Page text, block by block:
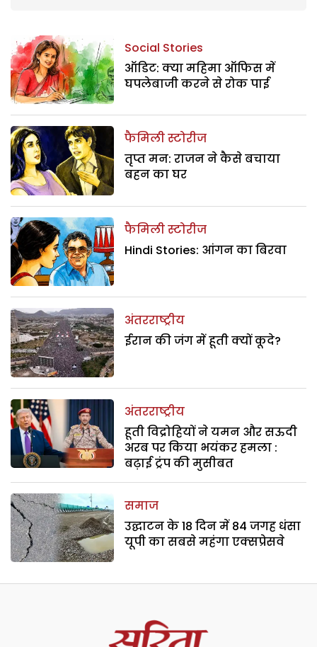
Social Stories
ऑडिट: क्या महिमा ऑफिस में
घपलेबाजी करने से रोक पाई
फैमिली स्टोरीज
तृप्त मन: राजन ने कैसे बचाया
बहन का घर
फैमिली स्टोरीज
Hindi Stories: आंगन का बिरवा
अंतरराष्ट्रीय
ईरान की जंग में हूती क्यों कूदे?
अंतरराष्ट्रीय
हूती विद्रोहियों ने यमन और सऊदी
अरब पर किया भयंकर हमला :
बढ़ाई ट्रंप की मुसीबत
समाज
उद्घाटन के 18 दिन में 84 जगह धंसा
यूपी का सबसे महंगा एक्सप्रेसवे